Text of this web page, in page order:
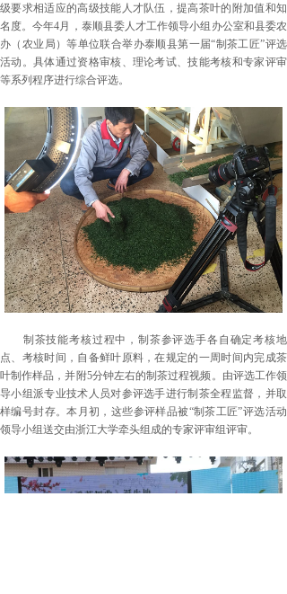
级要求相适应的高级技能人才队伍，提高茶叶的附加值和知
名度。今年4月，泰顺县委人才工作领导小组办公室和县委农
办（农业局）等单位联合举办泰顺县第一届“制茶工匠”评选
活动。具体通过资格审核、理论考试、技能考核和专家评审
等系列程序进行综合评选。
制茶技能考核过程中，制茶参评选手各自确定考核地
点、考核时间，自备鲜叶原料，在规定的一周时间内完成茶
叶制作样品，并附5分钟左右的制茶过程视频。由评选工作领
导小组派专业技术人员对参评选手进行制茶全程监督，并取
样编号封存。本月初，这些参评样品被“制茶工匠”评选活动
领导小组送交由浙江大学牵头组成的专家评审组评审。